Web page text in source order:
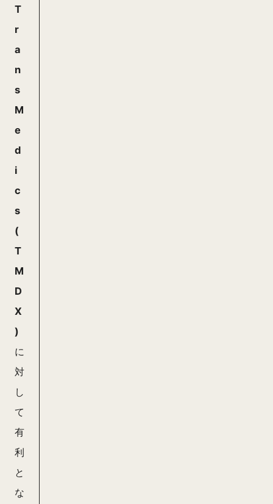
T
r
a
n
s
M
e
d
i
c
s
(
T
M
D
X
)
に
対
し
て
有
利
と
な